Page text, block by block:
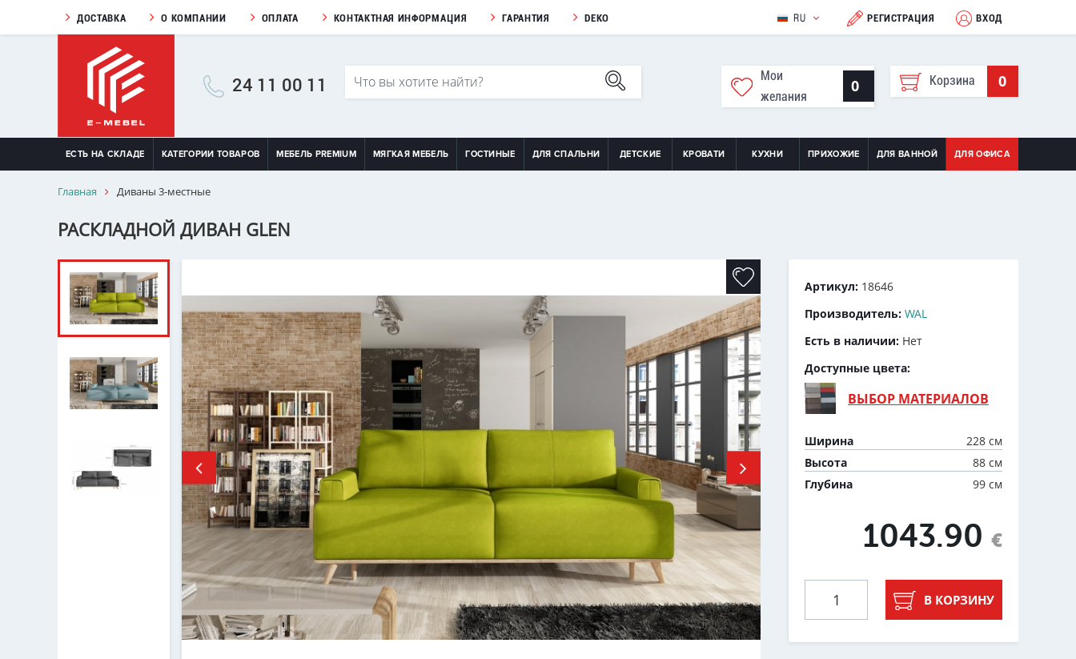
ДОСТАВКА О КОМПАНИИ ОПЛАТА КОНТАКТНАЯ ИНФОРМАЦИЯ ГАРАНТИЯ DEKO RU РЕГИСТРАЦИЯ ВХОД
24 11 00 11
Мои
желания
0 Корзина 0
ЕСТЬ НА СКЛАДЕ КАТЕГОРИИ ТОВАРОВ МЕБЕЛЬ PREMIUM МЯГКАЯ МЕБЕЛЬ ГОСТИНЫЕ ДЛЯ СПАЛЬНИ ДЕТСКИЕ КРОВАТИ КУХНИ ПРИХОЖИЕ ДЛЯ ВАННОЙ ДЛЯ ОФИСА
Главная Диваны 3-местные
РАСКЛАДНОЙ ДИВАН GLEN
Артикул: 18646
Производитель: WAL
Есть в наличии: Нет
Доступные цвета:
ВЫБОР МАТЕРИАЛОВ
Ширина
228 см
Высота
88 см
Глубина
99 см
1043.90 €
В КОРЗИНУ